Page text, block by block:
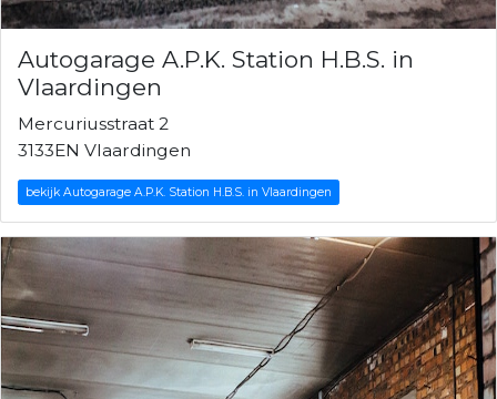
Autogarage A.P.K. Station H.B.S. in
Vlaardingen
Mercuriusstraat 2
3133EN Vlaardingen
bekijk Autogarage A.P.K. Station H.B.S. in Vlaardingen